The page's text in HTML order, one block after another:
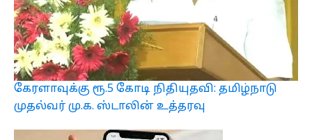
கேரளாவுக்கு ரூ.5 கோடி நிதியுதவி: தமிழ்நாடு
முதல்வர் மு.க. ஸ்டாலின் உத்தரவு